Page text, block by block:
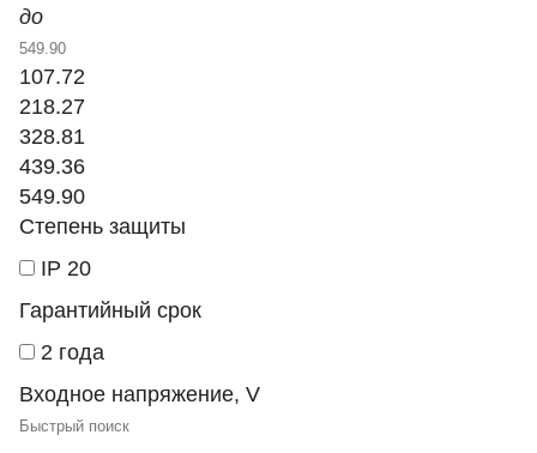
до
107.72
218.27
328.81
439.36
549.90
Степень защиты
IP 20
Гарантийный срок
2 года
Входное напряжение, V